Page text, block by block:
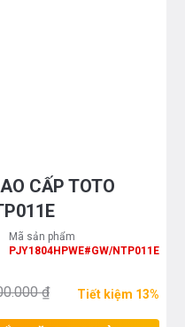
CẤP TOTO
Mã sản phẩm
PJY1804HPWE#GW/NTP011E
₫ Tiết kiệm 13%